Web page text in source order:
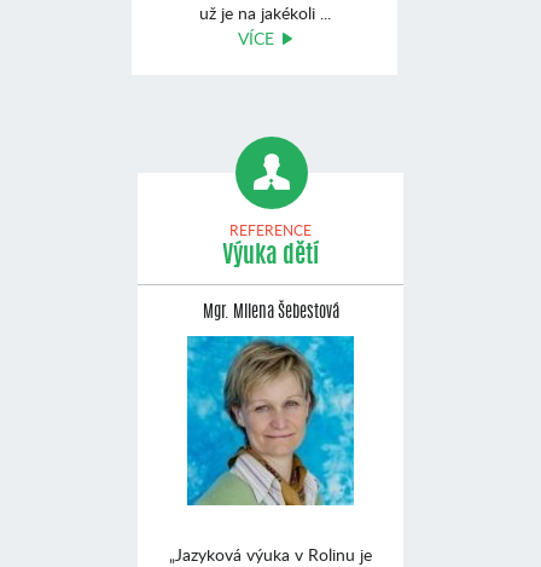
už je na jakékoli ...
VÍCE
REFERENCE
Výuka dětí
Mgr. Milena Šebestová
„Jazyková výuka v Rolinu je